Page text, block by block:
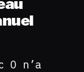
O n’a